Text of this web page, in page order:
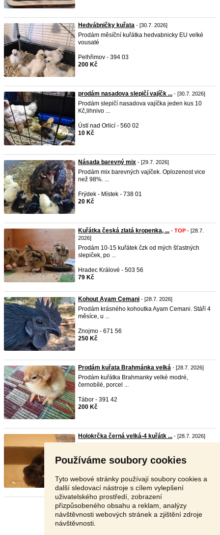
Používáme soubory cookies
Tyto webové stránky používají soubory cookies a
další sledovací nástroje s cílem vylepšení
uživatelského prostředí, zobrazení
přizpůsobeného obsahu a reklam, analýzy
návštěvnosti webových stránek a zjištění zdroje
návštěvnosti.
Hedvábničky kuřata - [30.7. 2026]
Prodám měsíční kuřátka hedvabnicky EU velké
vousaté
Pelhřimov - 394 03
200 Kč
prodám nasadova slepičí vajíčk ... - [30.7. 2026]
Prodám slepičí nasadova vajíčka jeden kus 10
Kč,lihnivo ...
Ústí nad Orlicí - 560 02
10 Kč
Násada barevný mix - [29.7. 2026]
Prodám mix barevných vajíček. Oplozenost vice
než 98%. ...
Frýdek - Místek - 738 01
20 Kč
Kuřátka česká zlatá kropenka, ... - TOP - [28.7.
2026]
Prodám 10-15 kuřátek čzk od mých šťastných
slepiček, po ...
Hradec Králové - 503 56
79 Kč
Kohout Ayam Cemani - [28.7. 2026]
Prodám krásného kohoutka Ayam Cemani. Stáří 4
měsíce, u ...
Znojmo - 671 56
250 Kč
Prodám kuřata Brahmánka velká - [28.7. 2026]
Prodám kuřátka Brahmanky velké modré,
černobílé, porcel ...
Tábor - 391 42
200 Kč
Holokrčka černá velká-4 kuřátk ... - [28.7. 2026]
80 Kč
Stránka: 1 2 3 Další